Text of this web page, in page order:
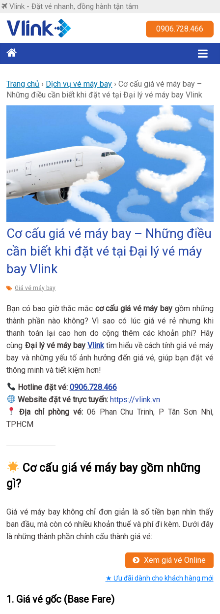
Skip
content
Vlink - Đặt vé nhanh, đồng hành tận tâm
Vlink
nhanh,
đồng
hành
0906.728.466
Trang chủ › Dịch vụ vé máy bay ›Cơ cấu giá vé máy bay –
Những điều cần biết khi đặt vé tại Đại lý vé máy bay Vlink
Cơ cấu giá vé máy bay – Những điều
cần biết khi đặt vé tại Đại lý vé máy
bay Vlink
Giá vé máy bay
Bạn có bao giờ thắc mắc cơ cấu giá vé máy bay gồm những
thành phần nào không? Vì sao có lúc giá vé rẻ nhưng khi
thanh toán lại cao hơn do cộng thêm các khoản phí? Hãy
cùng Đại lý vé máy bay Vlinktìm hiểu về cách tính giá vé máy
bay và những yếu tố ảnh hưởng đến giá vé, giúp bạn đặt vé
thông minh và tiết kiệm hơn!
Hotline đặt vé: 0906.728.466
Website đặt vé trực tuyến: https://vlink.vn
Địa chỉ phòng vé:06 Phan Chu Trinh, P Tân Sơn Nhì,
TPHCM
Cơ cấu giá vé máy bay gồm những
gì?
Giá vé máy bay không chỉ đơn giản là số tiền bạn nhìn thấy
ban đầu, mà còn có nhiều khoản thuế và phí đi kèm. Dưới đây
là những thành phần chính cấu thành giá vé:
Xem giá vé Online
★ Ưu đãi dành cho khách hàng mới
1. Giá vé gốc (Base Fare)